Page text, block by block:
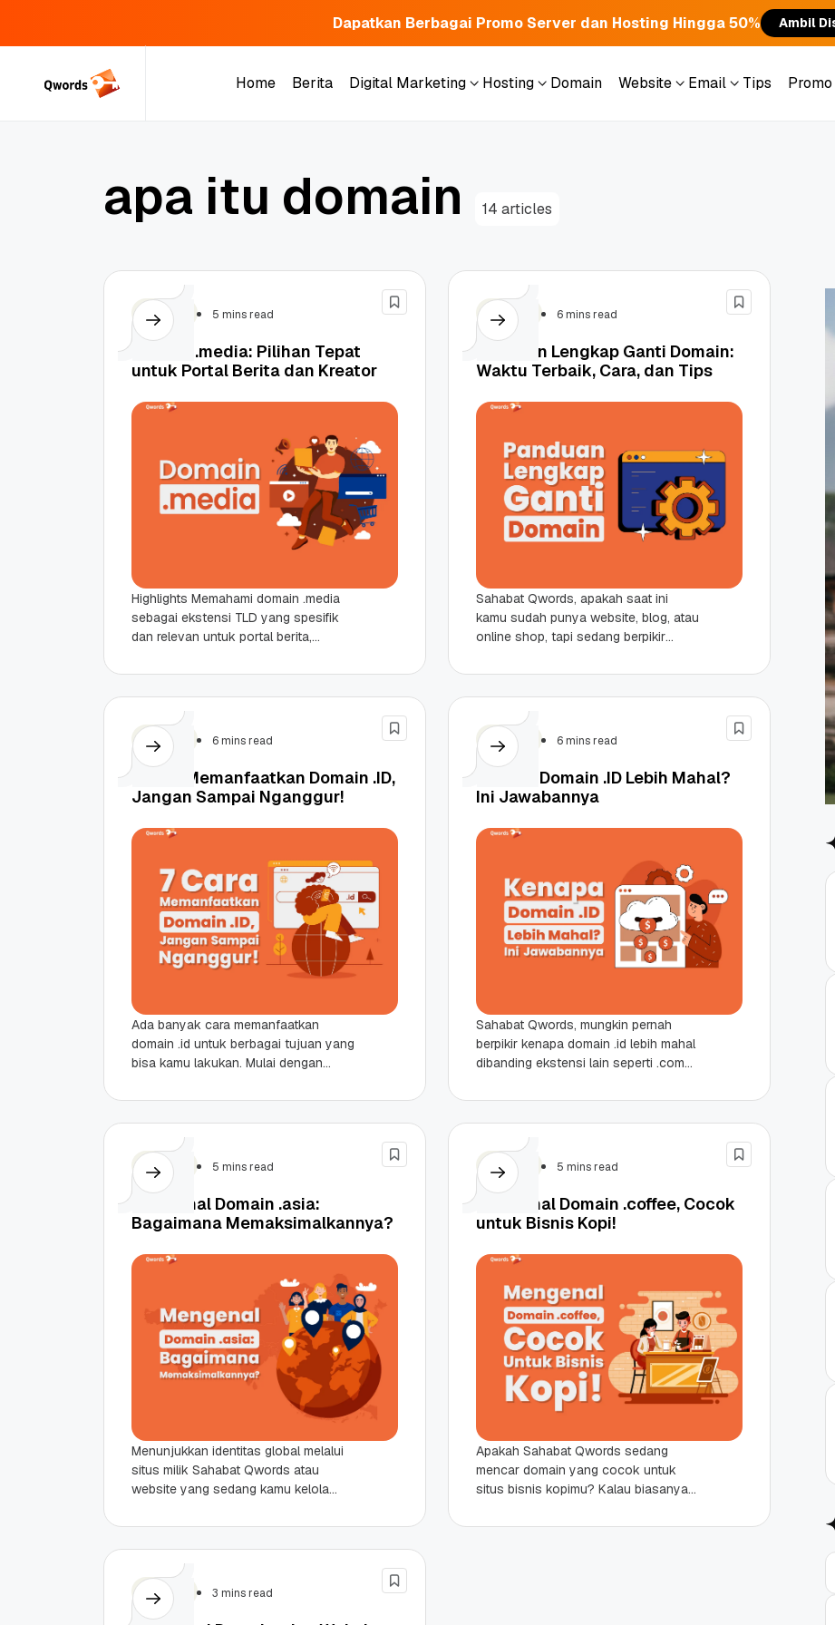
Dapatkan Berbagai Promo Server dan Hosting Hingga 50% Ambil
Home
Berita
Digital Marketing
Hosting
Domain
Website
Email
Tips
Promo
Promo Ramadan 2026:
Diskon Domain dan
Panduan Lengkap Promo
apa itu domain 14 articles
Domain 5 mins read
Domain .media: Pilihan Tepat
untuk Portal Berita dan Kreator
Highlights Memahami domain .media
sebagai ekstensi TLD yang spesifik
dan relevan untuk portal berita,
Keunggulan utama dalam memperkuat
identitas digital,...
Domain 6 mins read
Panduan Lengkap Ganti Domain:
Waktu Terbaik, Cara, dan Tips
Sahabat Qwords, apakah saat ini
kamu sudah punya website, blog, atau
online shop, tapi sedang berpikir
Tepat sekali, karena kali ini...
Domain 6 mins read
7 Cara Memanfaatkan Domain .ID,
Jangan Sampai Nganggur!
Ada banyak cara memanfaatkan
domain .id untuk berbagai tujuan yang
bisa kamu lakukan. Mulai dengan
kamu bisa mulai memetakan fungsi...
Domain 6 mins read
Kenapa Domain .ID Lebih Mahal?
Ini Jawabannya
Sahabat Qwords, mungkin pernah
berpikir kenapa domain .id lebih mahal
dibanding ekstensi lain seperti .com
terjawab melalui artikel ini. Kali ini...
Domain 5 mins read
Mengenal Domain .asia:
Bagaimana Memaksimalkannya?
Menunjukkan identitas global melalui
situs milik Sahabat Qwords atau
website yang sedang kamu kelola
domain yang tepat. Dan adanya
domain...
Domain 5 mins read
Mengenal Domain .coffee, Cocok
untuk Bisnis Kopi!
Apakah Sahabat Qwords sedang
mencar domain yang cocok untuk
situs bisnis kopimu? Kalau biasanya
digunakan untuk segala macam jenis
Domain 3 mins read